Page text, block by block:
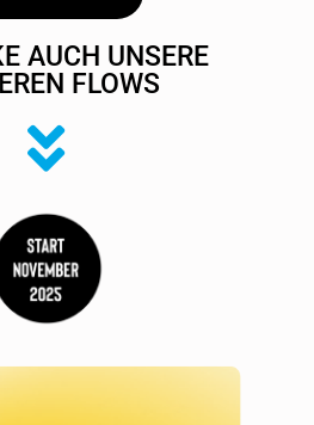
und Nächstenliebe am
Austausch)
AUCH UNSERE
FLOWS